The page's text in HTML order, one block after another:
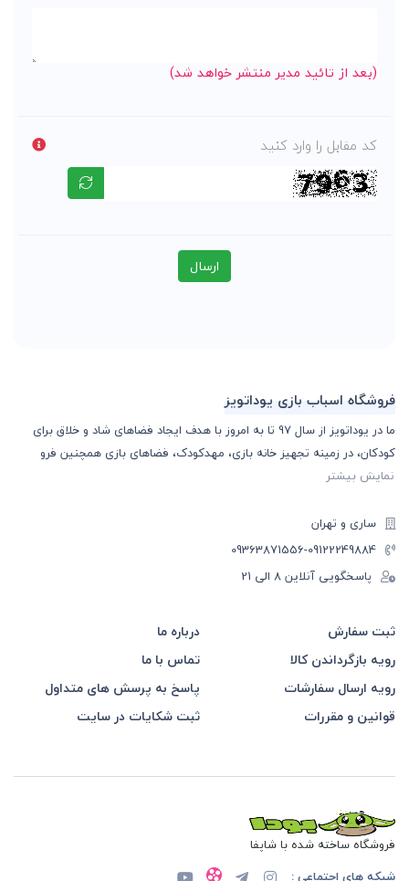
(بعد از تائید مدیر منتشر خواهد شد)
کد مقابل را وارد کنید
ارسال
فروشگاه اسباب بازی یوداتویز
ما در یوداتویز از سال 97 تا به امروز با هدف ایجاد فضاهای شاد و خلاق برای
کودکان، در زمینه تجهیز خانه بازی، مهدکودک، فضاهای بازی همچنین فرو
نمایش بیشتر
ساری و تهران
09122249884
-09363871556
پاسخگویی آنلاین 8 الی 21
ثبت سفارش
درباره ما
رویه بازگرداندن کالا
تماس با ما
رویه ارسال سفارشات
پاسخ به پرسش های متداول
قوانین و مقررات
ثبت شکایات در سایت
فروشگاه ساخته شده با شاپفا
شبکه های اجتماعی :